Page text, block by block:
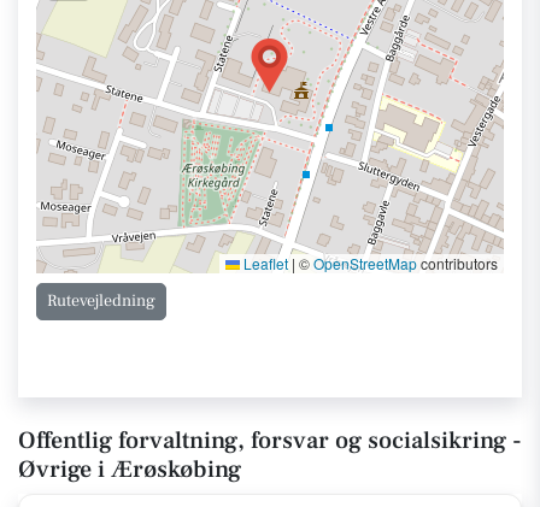
Leaflet | ©OpenStreetMapcontributors
Rutevejledning
Offentlig forvaltning, forsvar og socialsikring -
Øvrige i Ærøskøbing